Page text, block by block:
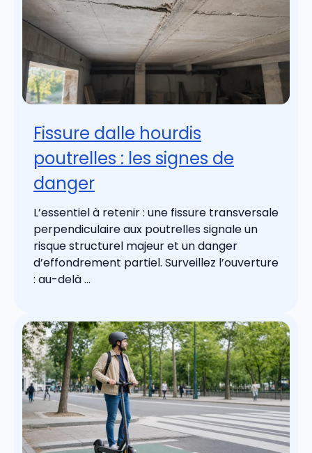
Fissure dalle hourdis
poutrelles : les signes de
danger
L’essentiel à retenir : une fissure transversale
perpendiculaire aux poutrelles signale un
risque structurel majeur et un danger
d’effondrement partiel. Surveillez l’ouverture
: au-delà ...